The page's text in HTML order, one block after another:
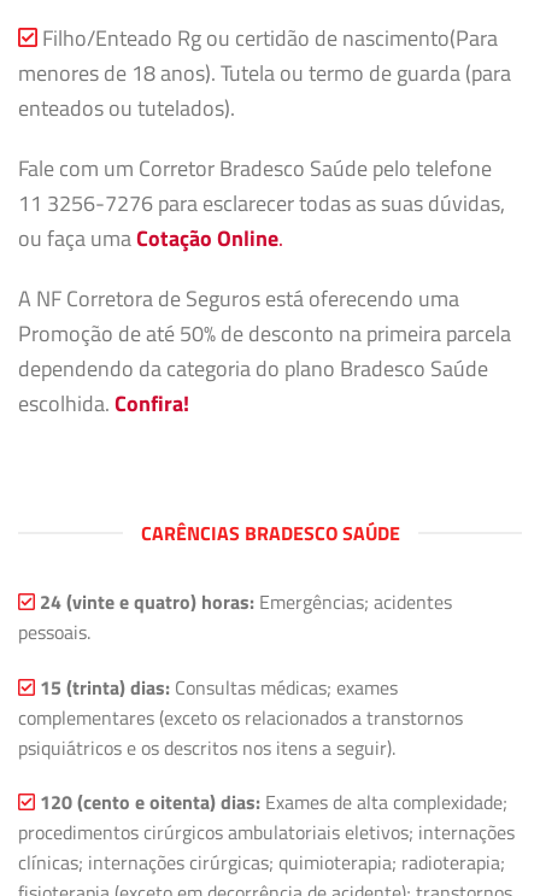
Filho/Enteado Rg ou certidão de nascimento(Para
menores de 18 anos). Tutela ou termo de guarda (para
enteados ou tutelados).
Fale com um Corretor Bradesco Saúde pelo telefone
11 3256-7276 para esclarecer todas as suas dúvidas,
ou faça umaCotação Online.
A NF Corretora de Seguros está oferecendo uma
Promoção de até 50% de desconto na primeira parcela
dependendo da categoria do plano Bradesco Saúde
escolhida.Confira!
CARÊNCIAS BRADESCO SAÚDE
24 (vinte e quatro) horas: Emergências; acidentes
pessoais.
15 (trinta) dias: Consultas médicas; exames
complementares (exceto os relacionados a transtornos
psiquiátricos e os descritos nos itens a seguir).
120 (cento e oitenta) dias: Exames de alta complexidade;
procedimentos cirúrgicos ambulatoriais eletivos; internações
clínicas; internações cirúrgicas; quimioterapia; radioterapia;